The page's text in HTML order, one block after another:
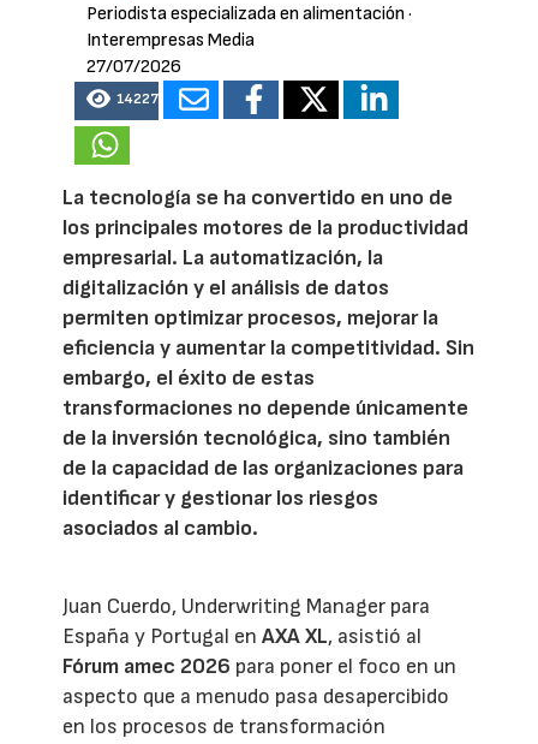
Periodista especializada en alimentación ·
Interempresas Media
27/07/2026
14227
La tecnología se ha convertido en uno de
los principales motores de la productividad
empresarial. La automatización, la
digitalización y el análisis de datos
permiten optimizar procesos, mejorar la
eficiencia y aumentar la competitividad. Sin
embargo, el éxito de estas
transformaciones no depende únicamente
de la inversión tecnológica, sino también
de la capacidad de las organizaciones para
identificar y gestionar los riesgos
asociados al cambio.
Juan Cuerdo, Underwriting Manager para
España y Portugal enAXA XL, asistió al
Fórum amec 2026 para poner el foco en un
aspecto que a menudo pasa desapercibido
en los procesos de transformación